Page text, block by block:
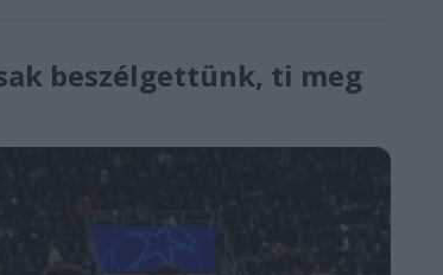
beszélgettünk, ti meg